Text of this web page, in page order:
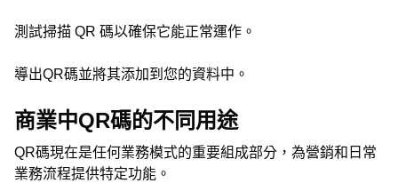
測試掃描 QR 碼以確保它能正常運作。
導出QR碼並將其添加到您的資料中。
商業中QR碼的不同用途
QR碼現在是任何業務模式的重要組成部分，為營銷和日常
業務流程提供特定功能。